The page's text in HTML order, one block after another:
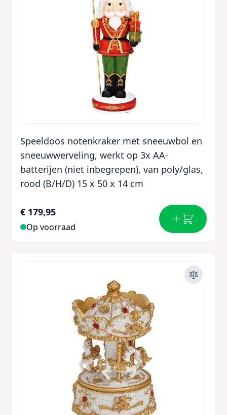
Speeldoos notenkraker met sneeuwbol en
sneeuwwerveling, werkt op 3x AA-
batterijen (niet inbegrepen), van poly/glas,
rood (B/H/D) 15 x 50 x 14 cm
€ 179,95
Op voorraad